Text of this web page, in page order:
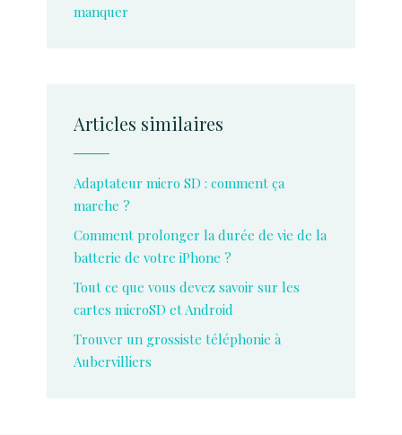
manquer
Articles similaires
Adaptateur micro SD : comment ça
marche ?
Comment prolonger la durée de vie de la
batterie de votre iPhone ?
Tout ce que vous devez savoir sur les
cartes microSD et Android
Trouver un grossiste téléphonie à
Aubervilliers